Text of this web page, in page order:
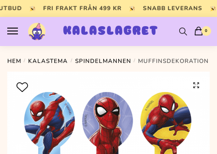
Skip
to
navigation
Skip
to
content
FRI FRAKT FRÅN 499 KR SNABB LEVERANS
KALASLAGRET 0
HEM / KALASTEMA / SPINDELMANNEN / MUFFINSDEKORATION
🔍